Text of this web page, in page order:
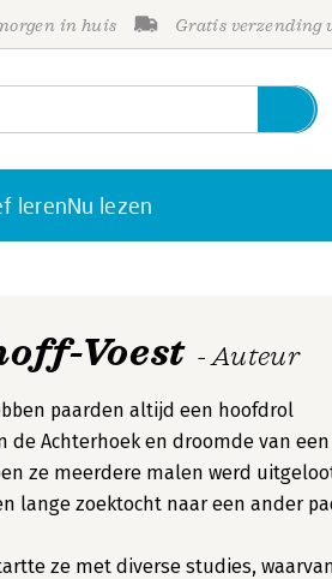
in huis Gratis verzending
lerenNu lezen
Voest - Auteur
paarden altijd een hoofdrol
de Achterhoek en droomde van een
ze meerdere malen werd
lange zoektocht naar een ander
ze met diverse studies,